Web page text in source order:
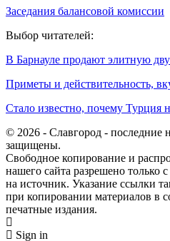
Заседания балансовой комиссии
Выбор читателей:
В Барнауле продают элитную
Приметы и действительность,
Стало известно, почему Турция
© 2026 - Славгород - последние
защищены.
Свободное копирование и
нашего сайта разрешено только
на источник. Указание ссылки
при копировании материалов в
печатные издания.
Sign in